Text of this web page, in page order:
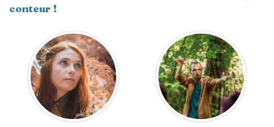
conteur !